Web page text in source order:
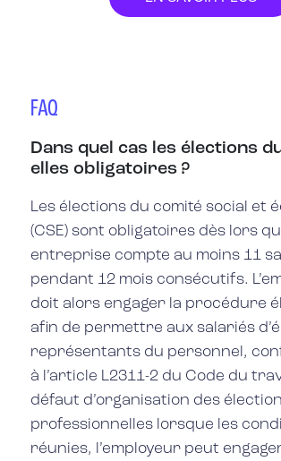
FAQ
Dans quel cas les élections
elles obligatoires ?
Les élections du comité social et
(CSE) sont obligatoires dès lors
entreprise compte au moins 11
pendant 12 mois consécutifs.
doit alors engager la procédure
afin de permettre aux salariés
représentants du personnel,
à l’article L2311-2 du Code du
défaut d’organisation des
professionnelles lorsque les
réunies, l’employeur peut